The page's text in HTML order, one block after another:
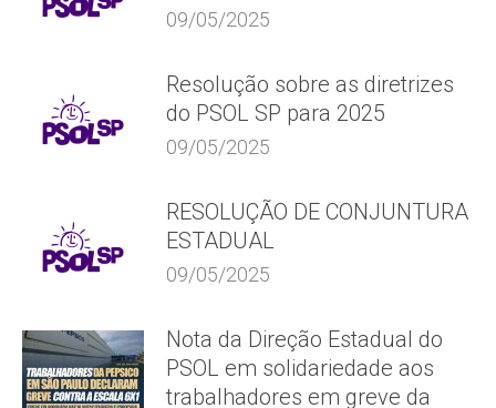
09/05/2025
Resolução sobre as diretrizes
do PSOL SP para 2025
09/05/2025
RESOLUÇÃO DE CONJUNTURA
ESTADUAL
09/05/2025
Nota da Direção Estadual do
PSOL em solidariedade aos
trabalhadores em greve da